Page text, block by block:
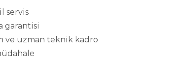
servis
garantisi
ve uzman teknik kadro